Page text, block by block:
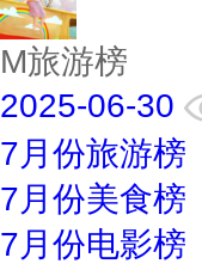
M旅游榜
2025-06-30
7月份旅游榜
7月份美食榜
7月份电影榜